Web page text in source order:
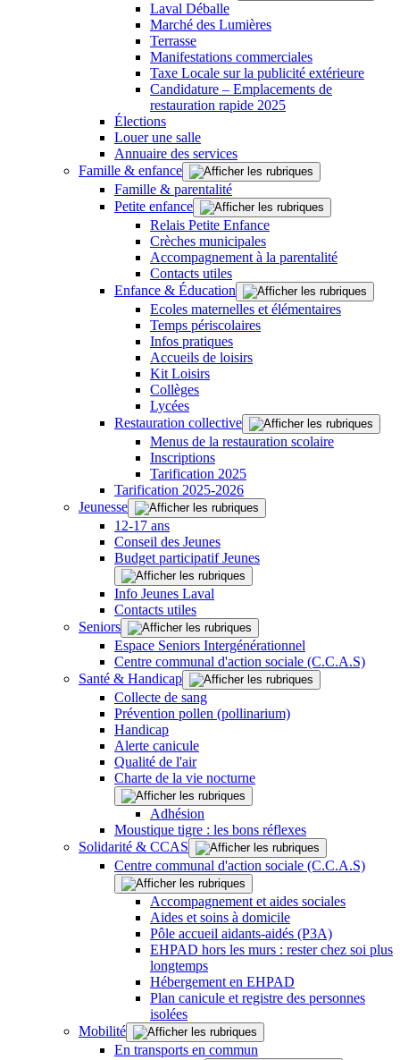
Laval Déballe
Marché des Lumières
Terrasse
Manifestations commerciales
Taxe Locale sur la publicité extérieure
Candidature – Emplacements de
restauration rapide 2025
Élections
Louer une salle
Annuaire des services
Famille & enfance
Famille & parentalité
Petite enfance
Relais Petite Enfance
Crèches municipales
Accompagnement à la parentalité
Contacts utiles
Enfance & Éducation
Ecoles maternelles et élémentaires
Temps périscolaires
Infos pratiques
Accueils de loisirs
Kit Loisirs
Collèges
Lycées
Restauration collective
Menus de la restauration scolaire
Inscriptions
Tarification 2025
Tarification 2025-2026
Jeunesse
12-17 ans
Conseil des Jeunes
Budget participatif Jeunes
Info Jeunes Laval
Contacts utiles
Seniors
Espace Seniors Intergénérationnel
Centre communal d'action sociale (C.C.A.S)
Santé & Handicap
Collecte de sang
Prévention pollen (pollinarium)
Handicap
Alerte canicule
Qualité de l'air
Charte de la vie nocturne
Adhésion
Moustique tigre : les bons réflexes
Solidarité & CCAS
Centre communal d'action sociale (C.C.A.S)
Accompagnement et aides sociales
Aides et soins à domicile
Pôle accueil aidants-aidés (P3A)
EHPAD hors les murs : rester chez soi plus
longtemps
Hébergement en EHPAD
Plan canicule et registre des personnes
isolées
Mobilité
En transports en commun